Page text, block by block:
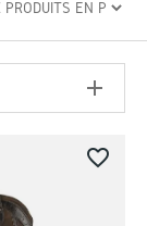
favorite_border